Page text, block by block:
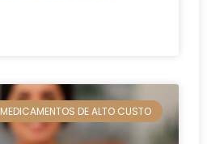
MEDICAMENTOS DE ALTO CUSTO